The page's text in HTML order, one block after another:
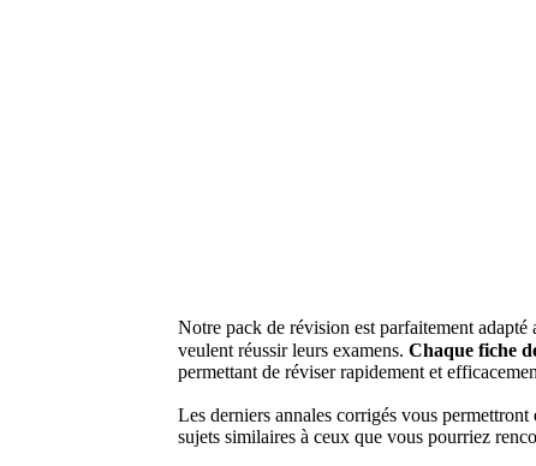
Notre pack de révision est parfaitement adapté
veulent réussir leurs examens. Chaque fiche
permettant de réviser rapidement et
Les derniers annales corrigés vous
sujets similaires à ceux que vous pourriez